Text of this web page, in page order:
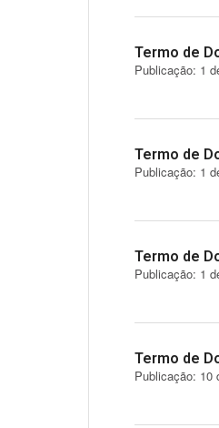
Termo de
Publicação: 1
Termo de
Publicação: 1
Termo de
Publicação: 1
Termo de
Publicação: 10